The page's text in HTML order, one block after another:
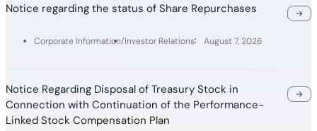
Notice regarding the status of Share Repurchases
Corporate Information Investor Relations August 7, 2026
Notice Regarding Disposal of Treasury Stock in
Connection with Continuation of the Performance-
Linked Stock Compensation Plan